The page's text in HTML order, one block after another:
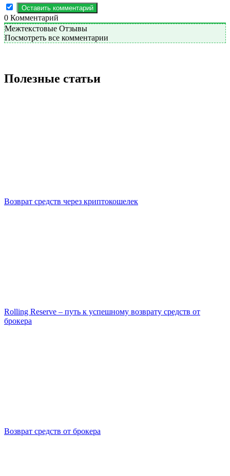
0 Комментарий
Межтекстовые Отзывы
Посмотреть все комментарии
Полезные статьи
Возврат средств через криптокошелек
Rolling Reserve – путь к успешному возврату средств от
брокера
Возврат средств от брокера